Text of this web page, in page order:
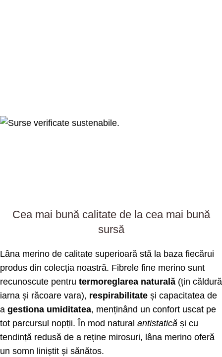
Cea mai bună calitate de la cea mai bună
sursă
Lâna merino de calitate superioară stă la baza fiecărui
produs din colecția noastră. Fibrele fine merino sunt
recunoscute pentru termoreglarea naturală (țin căldură
iarna și răcoare vara), respirabilitate și capacitatea de
a gestiona umiditatea, menținând un confort uscat pe
tot parcursul nopții. În mod natural antistatică și cu
tendință redusă de a reține mirosuri, lâna merino oferă
un somn liniștit și sănătos.